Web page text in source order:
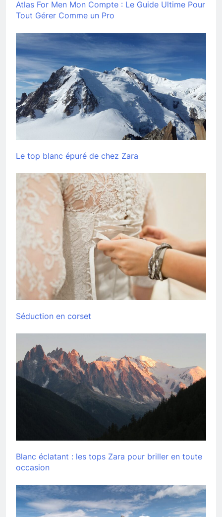
Atlas For Men Mon Compte : Le Guide Ultime Pour
Tout Gérer Comme un Pro
Le top blanc épuré de chez Zara
Séduction en corset
Blanc éclatant : les tops Zara pour briller en toute
occasion